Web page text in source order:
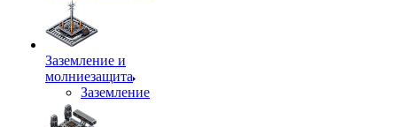
Заземление и
молниезащита
Заземление